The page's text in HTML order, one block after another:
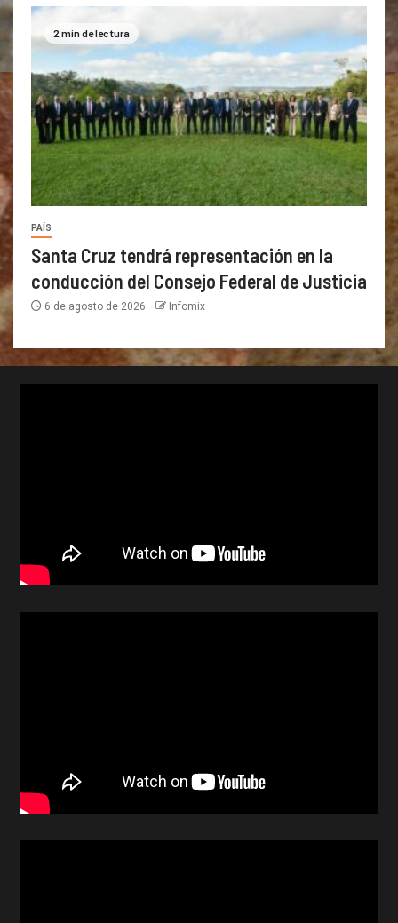
2 min de lectura
PAÍS
Santa Cruz tendrá representación en la
conducción del Consejo Federal de Justicia
6 de agosto de 2026 Infomix